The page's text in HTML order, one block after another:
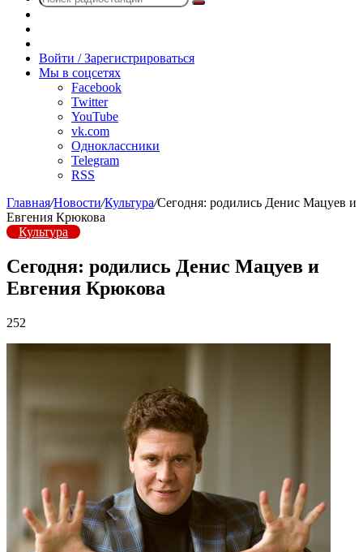
Поиск
радио
Войти / Зарегистрироваться
Мы в соцсетях
Facebook
Twitter
YouTube
vk.com
Одноклассники
Telegram
RSS
Главная/Новости/Культура/Сегодня: родились Денис Мацуев и
Евгения Крюкова
Культура
Сегодня: родились Денис Мацуев и
Евгения Крюкова
252